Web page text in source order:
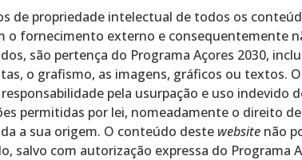
de propriedade intelectual de todos os
o fornecimento externo e consequentemente
são pertença do Programa Açores 2030,
o grafismo, as imagens, gráficos ou textos.
pela usurpação e uso indevido
permitidas por lei, nomeadamente o direito
a sua origem. O conteúdo deste website não
salvo com autorização expressa do Programa